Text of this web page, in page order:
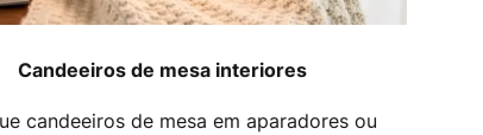
Candeeiros de mesa interiores
candeeiros de mesa em aparadores ou